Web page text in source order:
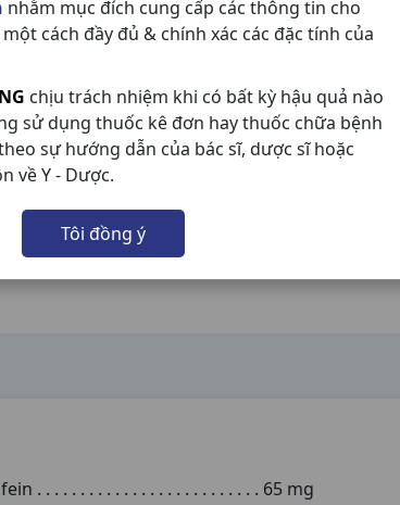
nhằm mục đích cung cấp các thông tin cho
cách đầy đủ & chính xác các đặc tính của
chịu trách nhiệm khi có bất kỳ hậu quả nào
sử dụng thuốc kê đơn hay thuốc chữa bệnh
sự hướng dẫn của bác sĩ, dược sĩ hoặc
về Y - Dược.
Tôi đồng ý
. . . . . . . . . . . . . . . . . . . . . . . . . . 65 mg